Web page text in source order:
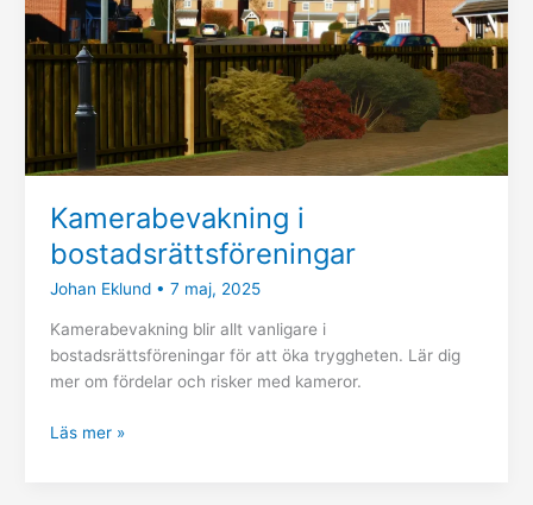
Kamerabevakning i
bostadsrättsföreningar
Johan Eklund • 7 maj, 2025
Kamerabevakning blir allt vanligare i
bostadsrättsföreningar för att öka tryggheten. Lär dig
mer om fördelar och risker med kameror.
Läs mer »